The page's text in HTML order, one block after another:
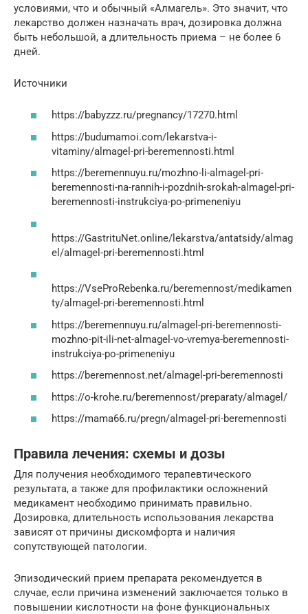
условиями, что и обычный «Алмагель». Это значит, что
лекарство должен назначать врач, дозировка должна
быть небольшой, а длительность приема – не более 6
дней.
Источники
https://babyzzz.ru/pregnancy/17270.html
https://budumamoi.com/lekarstva-i-
vitaminy/almagel-pri-beremennosti.html
https://beremennuyu.ru/mozhno-li-almagel-pri-
beremennosti-na-rannih-i-pozdnih-srokah-almagel-pri-
beremennosti-instrukciya-po-primeneniyu
https://GastrituNet.online/lekarstva/antatsidy/almag
el/almagel-pri-beremennosti.html
https://VseProRebenka.ru/beremennost/medikamen
ty/almagel-pri-beremennosti.html
https://beremennuyu.ru/almagel-pri-beremennosti-
mozhno-pit-ili-net-almagel-vo-vremya-beremennosti-
instrukciya-po-primeneniyu
https://beremennost.net/almagel-pri-beremennosti
https://o-krohe.ru/beremennost/preparaty/almagel/
https://mama66.ru/pregn/almagel-pri-beremennosti
Правила лечения: схемы и дозы
Для получения необходимого терапевтического
результата, а также для профилактики осложнений
медикамент необходимо принимать правильно.
Дозировка, длительность использования лекарства
зависят от причины дискомфорта и наличия
сопутствующей патологии.
Эпизодический прием препарата рекомендуется в
случае, если причина изменений заключается только в
повышении кислотности на фоне функциональных